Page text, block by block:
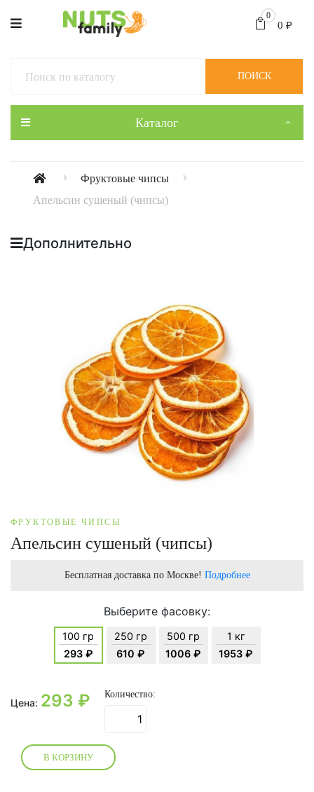
0
0 ₽
Каталог
ПОИСК
Фруктовые чипсы
Апельсин сушеный (чипсы)
Дополнительно
ФРУКТОВЫЕ ЧИПСЫ
Апельсин сушеный (чипсы)
Бесплатная доставка по Москве! Подробнее
Выберите фасовку:
100 гр
293 ₽
250 гр
610 ₽
500 гр
1006 ₽
1 кг
1953 ₽
Цена: 293 ₽ Количество:
В КОРЗИНУ